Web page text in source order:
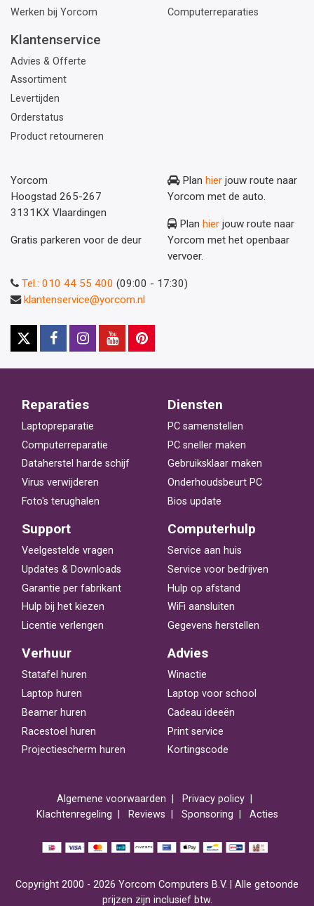
Werken bij Yorcom
Computerreparaties
Klantenservice
Advies & Offerte
Assortiment
Levertijden
Orderstatus
Product retourneren
Yorcom
Hoogstad 265-267
3131KX Vlaardingen
Gratis parkeren voor de deur
Plan hier jouw route naar
Yorcom met de auto.
Plan hier jouw route naar
Yorcom met het openbaar
vervoer.
Tel.: 010 44 55 400 (09:00 - 17:30)
klantenservice@yorcom.nl
Reparaties
Laptopreparatie
Computerreparatie
Dataherstel harde schijf
Virus verwijderen
Foto's terughalen
Diensten
PC samenstellen
PC sneller maken
Gebruiksklaar maken
Onderhoudsbeurt PC
Bios update
Support
Veelgestelde vragen
Updates & Downloads
Garantie per fabrikant
Hulp bij het kiezen
Licentie verlengen
Computerhulp
Service aan huis
Service voor bedrijven
Hulp op afstand
WiFi aansluiten
Gegevens herstellen
Verhuur
Statafel huren
Laptop huren
Beamer huren
Racestoel huren
Projectiescherm huren
Advies
Winactie
Laptop voor school
Cadeau ideeën
Print service
Kortingscode
Algemene voorwaarden
Privacy policy
Klachtenregeling
Reviews Sponsoring Acties
Copyright 2000 - 2026 Yorcom Computers B.V. | Alle getoonde
prijzen zijn inclusief btw.